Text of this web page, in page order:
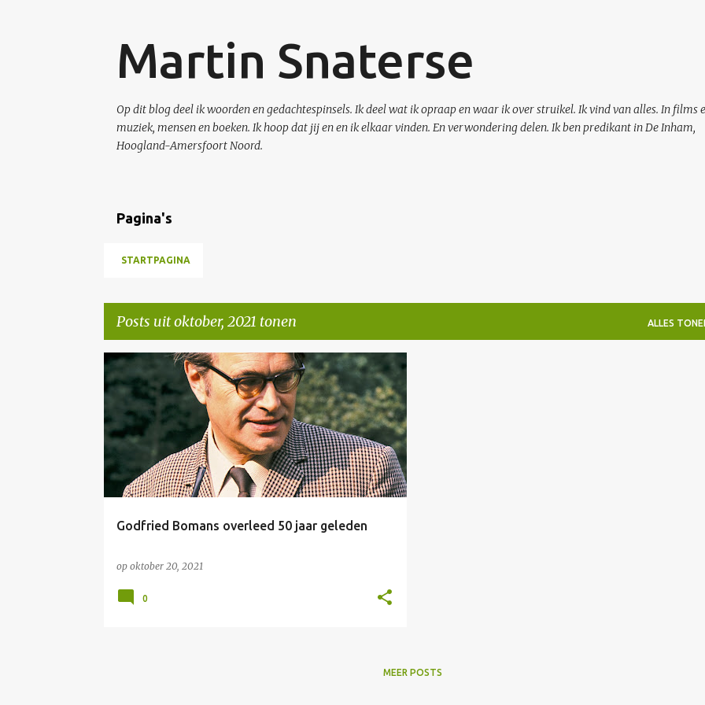
Martin Snaterse
Op dit blog deel ik woorden en gedachtespinsels. Ik deel wat ik opraap en waar ik over struikel. Ik vind van alles. In films
muziek, mensen en boeken. Ik hoop dat jij en en ik elkaar vinden. En verwondering delen. Ik ben predikant in De Inham,
Hoogland-Amersfoort Noord.
Pagina's
STARTPAGINA
Posts uit oktober, 2021 tonen ALLES
P
o
s
t
s
Godfried Bomans overleed 50 jaar geleden
op oktober 20, 2021
BOMANS RK KERK SYNODE
0
MEER POSTS